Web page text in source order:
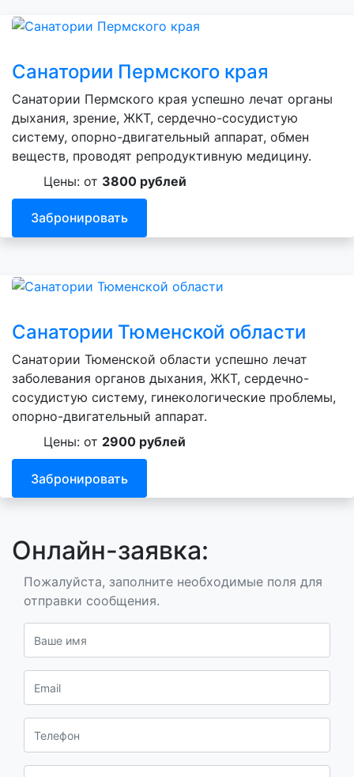
Санатории Пермского края
Санатории Пермского края успешно лечат органы
дыхания, зрение, ЖКТ, сердечно-сосудистую
систему, опорно-двигательный аппарат, обмен
веществ, проводят репродуктивную медицину.
Цены: от 3800 рублей
Забронировать
Санатории Тюменской области
Санатории Тюменской области успешно лечат
заболевания органов дыхания, ЖКТ, сердечно-
сосудистую систему, гинекологические проблемы,
опорно-двигательный аппарат.
Цены: от 2900 рублей
Забронировать
Онлайн-заявка:
Пожалуйста, заполните необходимые поля для
отправки сообщения.